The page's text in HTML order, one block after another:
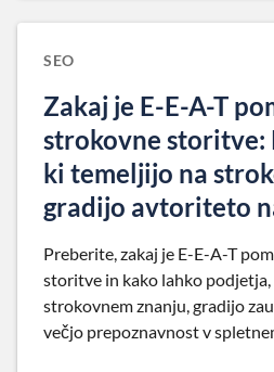
SEO
Zakaj je E-E-A-T
strokovne storitve:
ki temeljijo na
gradijo avtoriteto
Preberite, zakaj je E-E-A-T
storitve in kako lahko
strokovnem znanju, gradijo
večjo prepoznavnost v